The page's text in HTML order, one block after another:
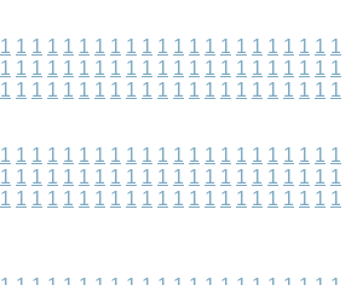
1 1 1 1 1 1 1 1 1 1 1 1 1 1 1 1 1 1 1 1 1 1
1 1 1 1 1 1 1 1 1 1 1 1 1 1 1 1 1 1 1 1 1 1
1 1 1 1 1 1 1 1 1 1 1 1 1 1 1 1 1 1 1 1 1 1
1 1 1 1 1 1 1 1 1 1 1 1 1 1 1 1 1 1 1 1 1 1
1 1 1 1 1 1 1 1 1 1 1 1 1 1 1 1 1 1 1 1 1 1
1 1 1 1 1 1 1 1 1 1 1 1 1 1 1 1 1 1 1 1 1 1